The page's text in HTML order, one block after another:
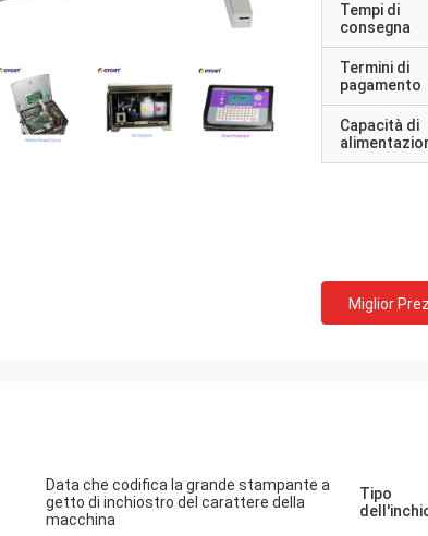
Tempi di
consegna
Termini di
pagamento
Capacità di
Miglior
Data che codifica la grande stampante a
getto di inchiostro del carattere della
macchina
Tipo